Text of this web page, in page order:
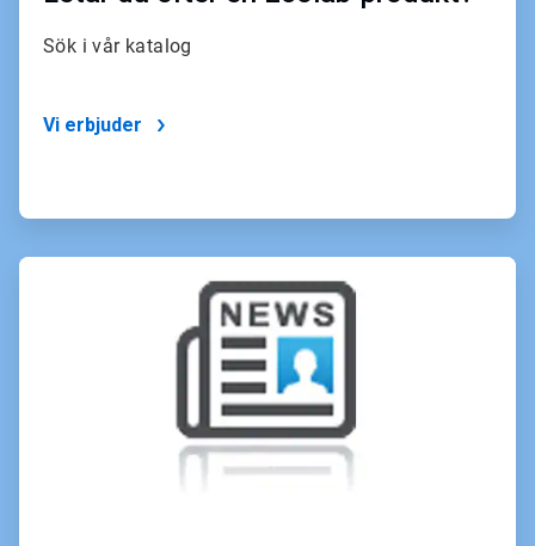
Sök i vår katalog
Vi erbjuder
ArticleTile